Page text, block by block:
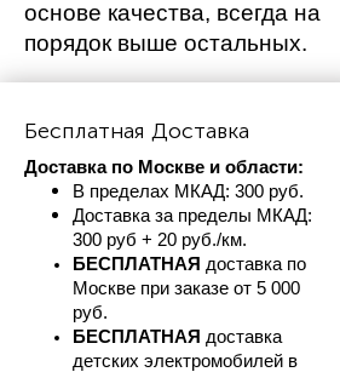
основе качества, всегда на
порядок выше остальных.
Бесплатная Доставка
Доставка по Москве и области:
В пределах МКАД: 300 руб.
Доставка за пределы МКАД:
300 руб + 20 руб./км.
БЕСПЛАТНАЯ доставка по
Москве при заказе от 5 000
руб.
БЕСПЛАТНАЯ доставка
детских электромобилей в